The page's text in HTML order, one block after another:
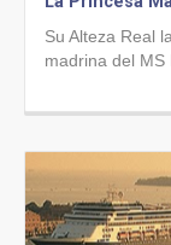
Su Alteza Real
madrina del MS